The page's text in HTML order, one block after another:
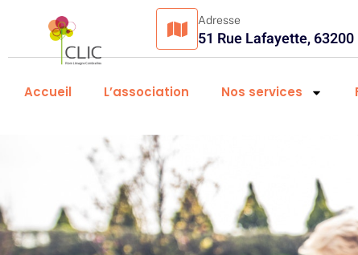
Adresse
51 Rue Lafayette, 63200
Accueil L’association Nos services